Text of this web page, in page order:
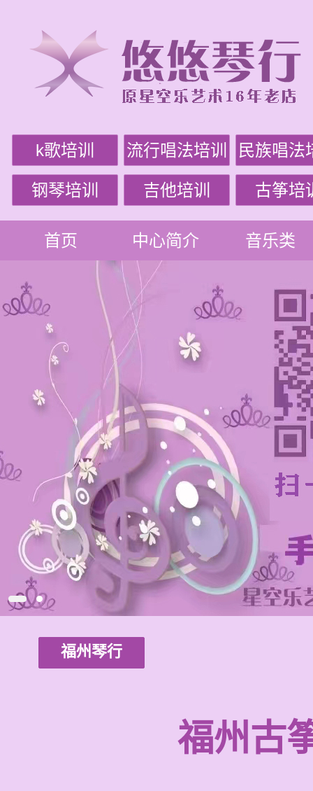
k歌培训 流行唱法培训 民族唱法
钢琴培训 吉他培训 古筝培
首页 中心简介 音乐类
福州琴行
福州古